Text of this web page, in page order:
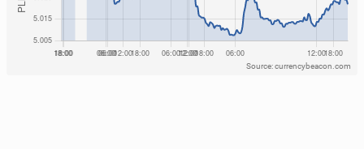
Source: currencybeacon.com